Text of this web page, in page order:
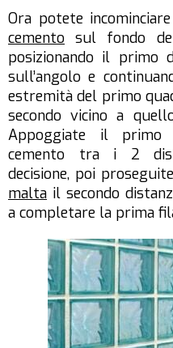
Ora potete
cemento sul fondo
posizionando il primo
sull’angolo e
estremità del primo
secondo vicino a
Appoggiate il primo
cemento tra i 2
decisione, poi
malta il secondo
a completare la prima